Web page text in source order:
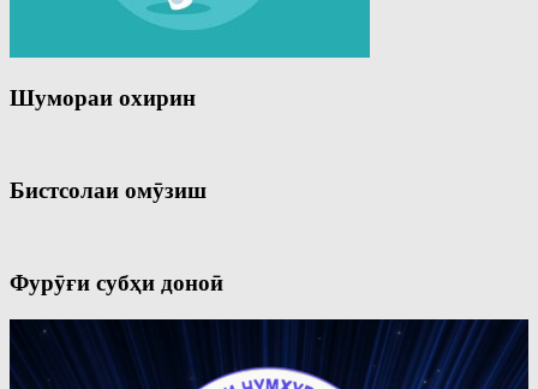
Шумораи охирин
Бистсолаи омӯзиш
Фурӯғи субҳи доноӣ